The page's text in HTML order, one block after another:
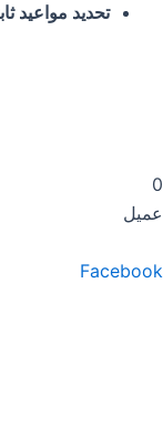
تحديد مواعيد
0
عميل
Facebook